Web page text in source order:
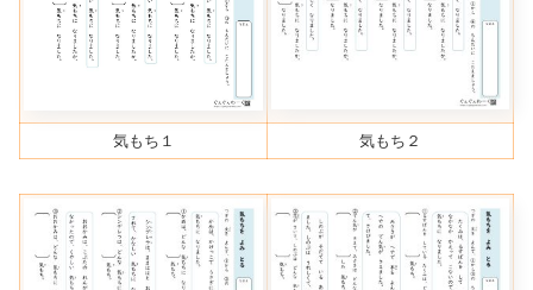
気もち１ 気もち２